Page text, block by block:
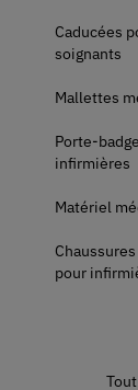
Caducées
soignants
Mallettes
Porte-
infirmières
Matériel
pour